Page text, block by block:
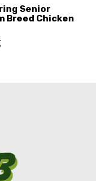
Senior
Breed Chicken